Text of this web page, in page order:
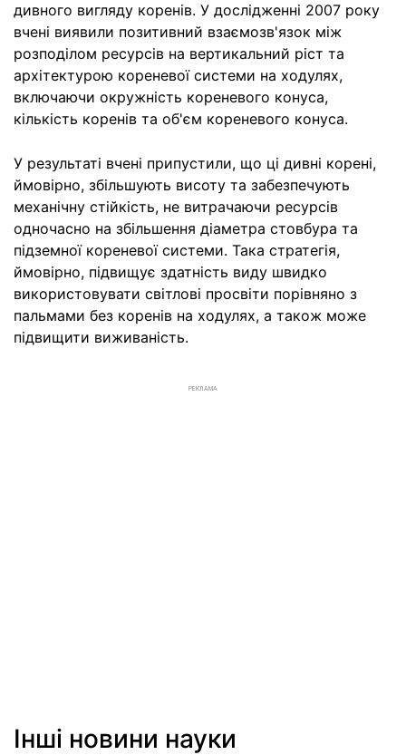
дивного вигляду коренів. У дослідженні 2007 року
вчені виявили позитивний взаємозв'язок між
розподілом ресурсів на вертикальний ріст та
архітектурою кореневої системи на ходулях,
включаючи окружність кореневого конуса,
кількість коренів та об'єм кореневого конуса.
У результаті вчені припустили, що ці дивні корені,
ймовірно, збільшують висоту та забезпечують
механічну стійкість, не витрачаючи ресурсів
одночасно на збільшення діаметра стовбура та
підземної кореневої системи. Така стратегія,
ймовірно, підвищує здатність виду швидко
використовувати світлові просвіти порівняно з
пальмами без коренів на ходулях, а також може
підвищити виживаність.
РЕКЛАМА
Інші новини науки